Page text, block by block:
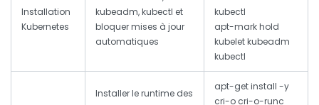
Installation
Kubernetes
kubeadm, kubectl et
bloquer mises à jour
automatiques
kubectl
apt-mark hold
kubelet kubeadm
kubectl
Installer le runtime des
apt-get install -y
cri-o cri-o-runc